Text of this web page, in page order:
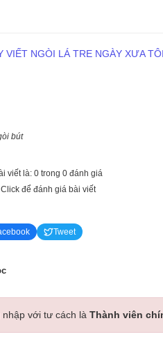
VIẾT NGÒI LÁ TRE NGÀY XƯA
bút
viết là: 0 trong 0 đánh giá
Click để đánh giá bài viết
Tweet
nhập với tư cách là Thành viên